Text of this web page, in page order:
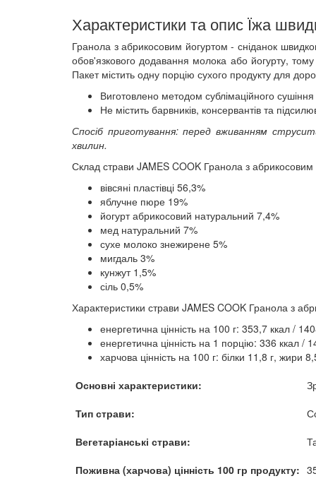
Характеристики та опис Їжа
Гранола з абрикосовим йогуртом - сніданок
обов'язкового додавання молока або йогурту,
Пакет містить одну порцію сухого продукту для
Виготовлено методом сублімаційного
Не містить барвників, консервантів та
Спосіб приготування: перед вживанням
хвилин.
Склад страви JAMES COOK Гранола з абрикосовим
вівсяні пластівці 56,3%
яблучне пюре 19%
йогурт абрикосовий натуральний 7,4%
мед натуральний 7%
сухе молоко знежирене 5%
мигдаль 3%
кунжут 1,5%
сіль 0,5%
Характеристики страви JAMES COOK Гранола з
енергетична цінність на 100 г: 353,7 ккал /
енергетична цінність на 1 порцію: 336 ккал /
харчова цінність на 100 г: білки 11,8 г, жири
Основні характеристики:
Тип страви:
Вегетаріанські страви:
Поживна (харчова) цінність 100 гр продукту: